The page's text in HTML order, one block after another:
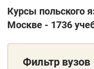
Курсы польского
Москве - 1736
Фильтр вузов